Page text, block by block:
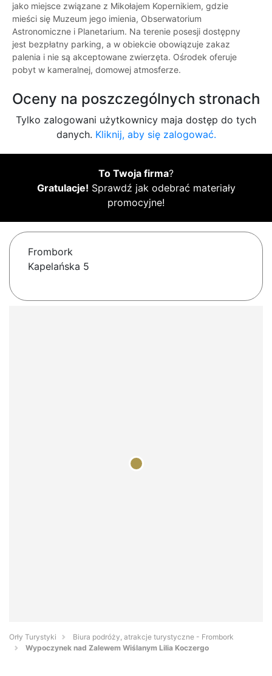
jako miejsce związane z Mikołajem Kopernikiem, gdzie
mieści się Muzeum jego imienia, Obserwatorium
Astronomiczne i Planetarium. Na terenie posesji dostępny
jest bezpłatny parking, a w obiekcie obowiązuje zakaz
palenia i nie są akceptowane zwierzęta. Ośrodek oferuje
pobyt w kameralnej, domowej atmosferze.
Oceny na poszczególnych stronach
Tylko zalogowani użytkownicy maja dostęp do tych
danych. Kliknij, aby się zalogować.
To Twoja firma?
Gratulacje! Sprawdź jak odebrać materiały
promocyjne!
Frombork
Kapelańska 5
Orły Turystyki
Biura podróży, atrakcje turystyczne - Frombork
Wypoczynek nad Zalewem Wiślanym Lilia Koczergo